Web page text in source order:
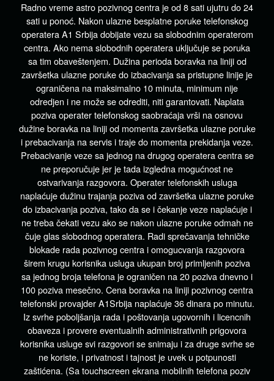
Radno vreme astro pozivnog centra je od 8 sati ujutru do 24
sati u ponoć. Nakon ulazne besplatne poruke telefonskog
operatera A1 Srbija dobijate vezu sa slobodnim operaterom
centra. Ako nema slobodnih operatera uključuje se poruka
sa tim obaveštenjem. Dužina perioda boravka na liniji od
završetka ulazne poruke do izbacivanja sa pristupne linije je
ograničena na maksimalno 10 minuta, minimum nije
odredjen i ne može se odrediti, niti garantovati. Naplata
poziva operater telefonskog saobraćaja vrši na osnovu
dužine boravka na liniji od momenta završetka ulazne poruke
i prebacivanja na servis i traje do momenta prekidanja veze.
Prebacivanje veze sa jednog na drugog operatera centra se
ne preporučuje jer je tada izgledna mogućnost ne
ostvarivanja razgovora. Operater telefonskih usluga
naplaćuje dužinu trajanja poziva od završetka ulazne poruke
do izbacivanja poziva, tako da se i čekanje veze naplaćuje i
ne treba čekati vezu ako se nakon ulazne poruke odmah ne
čuje glas slobodnog operatera. Radi sprečavanja tehničke
blokade rada pozivnog centra i omogucvanja razgovora
širem krugu korisnika usluga ukupan broj primljenih poziva
sa jednog broja telefona je ograničen na 20 poziva dnevno i
100 poziva mesečno. Cena boravka na liniji pozivnog centra
telefonski provajder A1Srbija naplaćuje 36 dinara po minutu.
Iz svrhe poboljšanja rada i poštovanja ugovornih i licencnih
obaveza i provere eventualnih administrativnih prigovora
korisnika usluge svi razgovori se snimaju i za druge svrhe se
ne koriste, i privatnost i tajnost je uvek u potpunosti
zaštićena. (Sa touchscreen ekrana mobilnih telefona poziv